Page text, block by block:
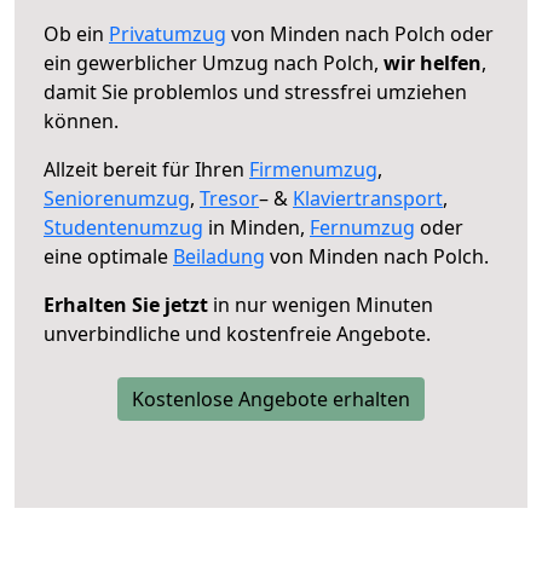
Ob ein Privatumzug von Minden nach Polch oder
ein gewerblicher Umzug nach Polch, wir helfen,
damit Sie problemlos und stressfrei umziehen
können.
Allzeit bereit für Ihren Firmenumzug,
Seniorenumzug, Tresor– & Klaviertransport,
Studentenumzug in Minden, Fernumzug oder
eine optimale Beiladung von Minden nach Polch.
Erhalten Sie jetzt in nur wenigen Minuten
unverbindliche und kostenfreie Angebote.
Kostenlose Angebote erhalten